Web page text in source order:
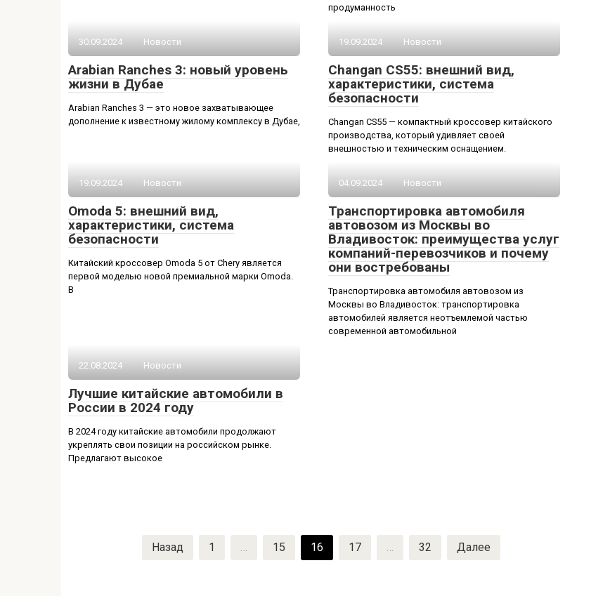
продуманность
30.09.2024 Новости
Arabian Ranches 3: новый уровень
жизни в Дубае
Arabian Ranches 3 — это новое захватывающее
дополнение к известному жилому комплексу в Дубае,
19.09.2024 Новости
Changan CS55: внешний вид,
характеристики, система
безопасности
Changan CS55 — компактный кроссовер китайского
производства, который удивляет своей
внешностью и техническим оснащением.
19.09.2024 Новости
Omoda 5: внешний вид,
характеристики, система
безопасности
Китайский кроссовер Omoda 5 от Chery является
первой моделью новой премиальной марки Omoda.
В
04.09.2024 Новости
Транспортировка автомобиля
автовозом из Москвы во
Владивосток: преимущества услуг
компаний-перевозчиков и почему
они востребованы
Транспортировка автомобиля автовозом из
Москвы во Владивосток: транспортировка
автомобилей является неотъемлемой частью
современной автомобильной
22.08.2024 Новости
Лучшие китайские автомобили в
России в 2024 году
В 2024 году китайские автомобили продолжают
укреплять свои позиции на российском рынке.
Предлагают высокое
Назад 1 … 15 16 17 … 32 Далее